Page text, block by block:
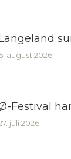
august 2026
Festival
juli 2026